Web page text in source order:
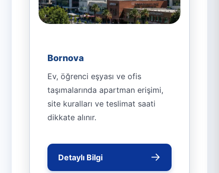
Bornova
Ev, öğrenci eşyası ve ofis
taşımalarında apartman erişimi,
site kuralları ve teslimat saati
dikkate alınır.
Detaylı Bilgi →